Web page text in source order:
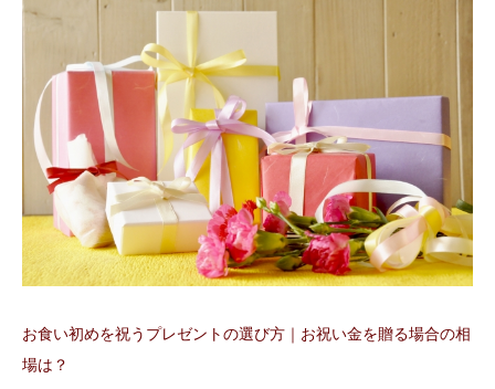
お食い初めを祝うプレゼントの選び方｜お祝い金を贈る場合の相
場は？